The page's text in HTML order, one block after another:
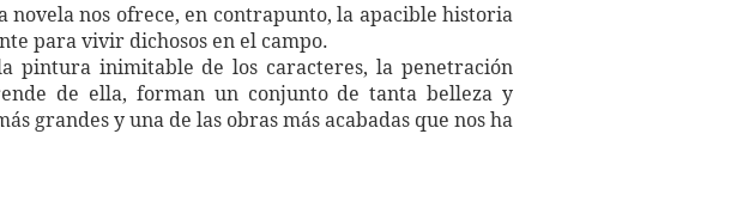
novela nos ofrece, en contrapunto, la apacible historia
para vivir dichosos en el campo.
pintura inimitable de los caracteres, la penetración
de ella, forman un conjunto de tanta belleza y
grandes y una de las obras más acabadas que nos ha